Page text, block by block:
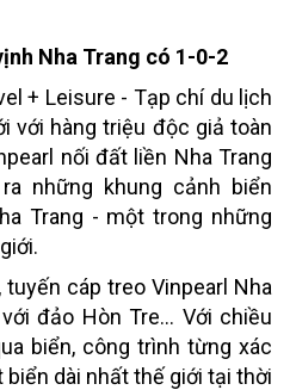
Nha Trang có 1-0-2
+ Leisure - Tạp chí du lịch
với hàng triệu độc giả toàn
nối đất liền Nha Trang
những khung cảnh biển
Trang - một trong những
cáp treo Vinpearl Nha
đảo Hòn Tre... Với chiều
biển, công trình từng xác
biển dài nhất thế giới tại thời